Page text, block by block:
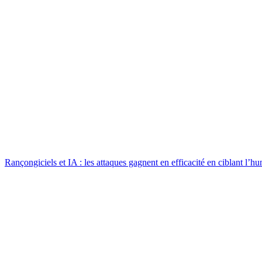
Rançongiciels et IA : les attaques gagnent en efficacité en ciblant